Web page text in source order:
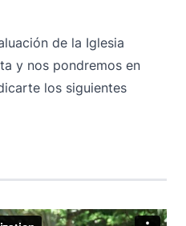
de la Iglesia
y nos pondremos en
los siguientes